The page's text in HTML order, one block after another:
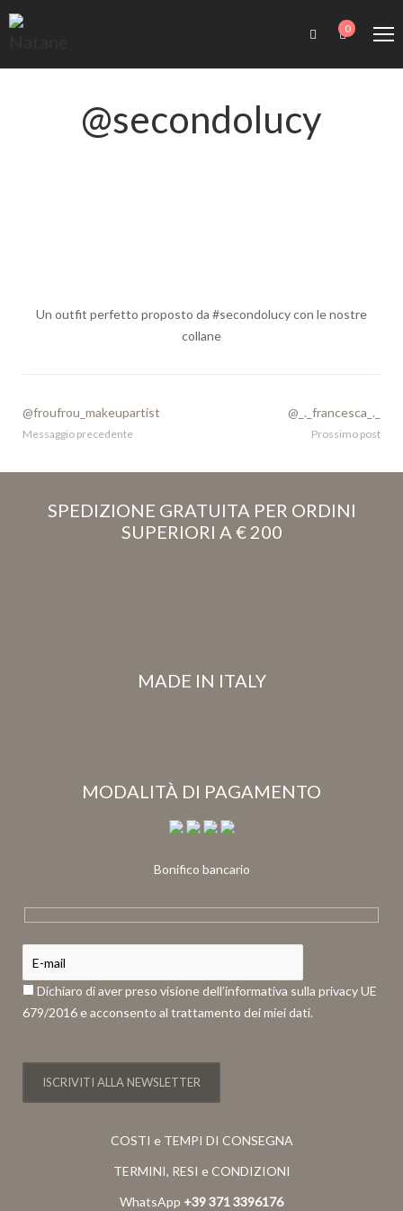
0
@secondolucy
Un outfit perfetto proposto da #secondolucy con le nostre
collane
@froufrou_makeupartist
Messaggio precedente
@_._francesca_._
Prossimo post
SPEDIZIONE GRATUITA PER ORDINI
SUPERIORI A € 200
MADE IN ITALY
MODALITÀ DI PAGAMENTO
Bonifico bancario
Dichiaro di aver preso visione dell’informativa sulla privacy UE
679/2016 e acconsento al trattamento dei miei dati.
COSTI e TEMPI DI CONSEGNA
TERMINI, RESI e CONDIZIONI
WhatsApp +39 371 3396176